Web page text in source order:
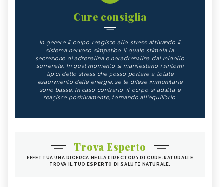
Cure consiglia
In genere il corpo reagisce allo stress attivando il
sistema nervoso simpatico il quale stimola la
secrezione di adrenalina e noradrenalina dal midollo
surrenale. In quel momento si manifestano i sintomi
tipici dello stress che posso portare a totale
esaurimento delle energie, se le difese immunitarie
sono basse. In caso contrario, il corpo si adatta e
reagisce positivamente, tornando all'equilibrio.
Trova Esperto
EFFETTUA UNA RICERCA NELLA DIRECTORY DI CURE-NATURALI E
TROVA IL TUO ESPERTO DI SALUTE NATURALE.